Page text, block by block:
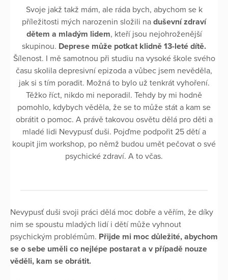
Svoje jakž takž mám, ale ráda bych, abychom se k
příležitosti mých narozenin složili na duševní zdraví
dětem a mladým lidem, kteří jsou nejohroženější
skupinou. Deprese může potkat klidně 13-leté dítě.
Šílenost. I mě samotnou při studiu na vysoké škole svého
času skolila depresivní epizoda a vůbec jsem nevěděla,
jak si s tím poradit. Možná to bylo už tenkrát vyhoření.
Těžko říct, nikdo mi neporadil. Tehdy by mi hodně
pomohlo, kdybych věděla, že se to může stát a kam se
obrátit o pomoc. A právě takovou osvětu dělá pro děti a
mladé lidi Nevypusť duši. Pojďme podpořit 25 dětí a
koupit jim workshop, po němž budou umět pečovat o své
psychické zdraví. A to včas.
Nevypusť duši svoji práci dělá moc dobře a věřím, že díky
nim se spoustu mladých lidí i dětí může vyhnout
psychickým problémům. Přijde mi moc důležité, abychom
se o sebe uměli co nejlépe postarat a v případě nouze
věděli, kam se obrátit.